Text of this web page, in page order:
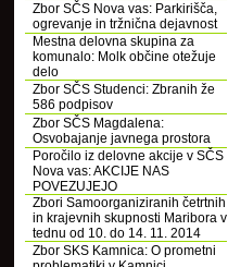
Zbor SČS Nova vas: Parkirišča,
ogrevanje in tržnična dejavnost
Mestna delovna skupina za
komunalo: Molk občine otežuje
delo
Zbor SČS Studenci: Zbranih že
586 podpisov
Zbor SČS Magdalena:
Osvobajanje javnega prostora
Poročilo iz delovne akcije v SČS
Nova vas: AKCIJE NAS
POVEZUJEJO
Zbori Samoorganiziranih četrtnih
in krajevnih skupnosti Maribora v
tednu od 10. do 14. 11. 2014
Zbor SKS Kamnica: O prometni